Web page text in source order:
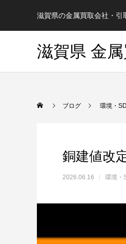
滋賀県の金属買取会社・引
滋賀県 金
ブログ 環境・
銅建値改
2026.06.16 環境・